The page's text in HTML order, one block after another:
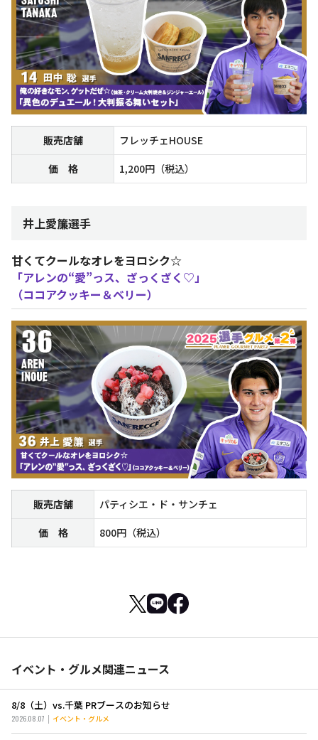
販売店舗
フレッチェHOUSE
価 格
1,200円（税込）
井上愛簾選手
甘くてクールなオレをヨロシク☆
「アレンの“愛”っス、ざっくざく♡」
（ココアクッキー＆ベリー）
販売店舗
パティシエ・ド・サンチェ
価 格
800円（税込）
イベント・グルメ関連ニュース
8/8（土）vs.千葉 PRブースのお知らせ
2026.08.07 イベント・グルメ